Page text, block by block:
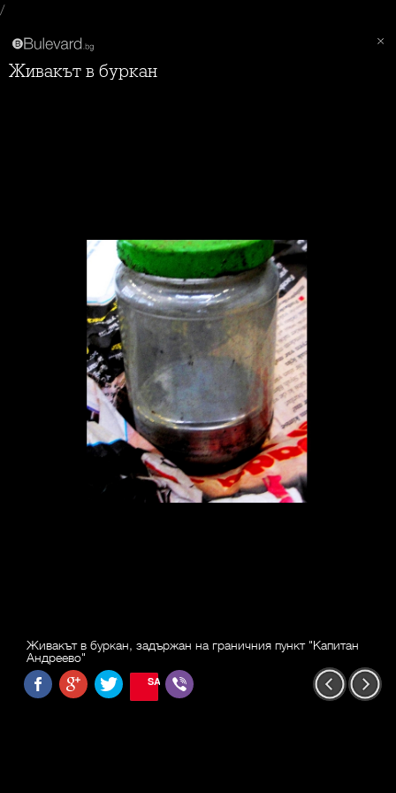
/
Живакът в буркан
Живакът в буркан, задържан на граничния пункт "Капитан
Андреево"
SAVE